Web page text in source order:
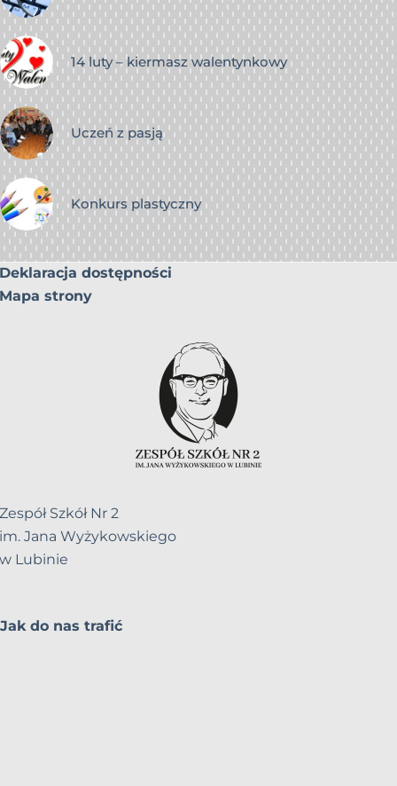
14 luty – kiermasz walentynkowy
Uczeń z pasją
Konkurs plastyczny
Deklaracja dostępności
Mapa strony
Zespół Szkół Nr 2
im. Jana Wyżykowskiego
w Lubinie
Jak do nas trafić